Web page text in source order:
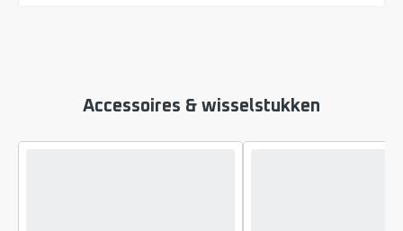
Accessoires & wisselstukken